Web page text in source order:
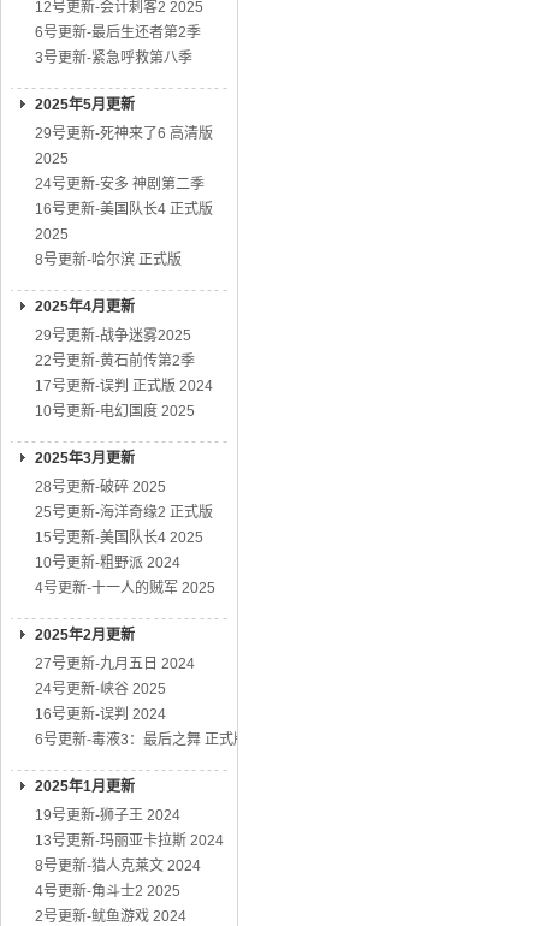
12号更新-会计刺客2 2025
6号更新-最后生还者第2季
3号更新-紧急呼救第八季
2025年5月更新
29号更新-死神来了6 高清版
2025
24号更新-安多 神剧第二季
16号更新-美国队长4 正式版
2025
8号更新-哈尔滨 正式版
2025年4月更新
29号更新-战争迷雾2025
22号更新-黄石前传第2季
17号更新-误判 正式版 2024
10号更新-电幻国度 2025
2025年3月更新
28号更新-破碎 2025
25号更新-海洋奇缘2 正式版
15号更新-美国队长4 2025
10号更新-粗野派 2024
4号更新-十一人的贼军 2025
2025年2月更新
27号更新-九月五日 2024
24号更新-峡谷 2025
16号更新-误判 2024
6号更新-毒液3：最后之舞 正式版
2025年1月更新
19号更新-狮子王 2024
13号更新-玛丽亚卡拉斯 2024
8号更新-猎人克莱文 2024
4号更新-角斗士2 2025
2号更新-鱿鱼游戏 2024